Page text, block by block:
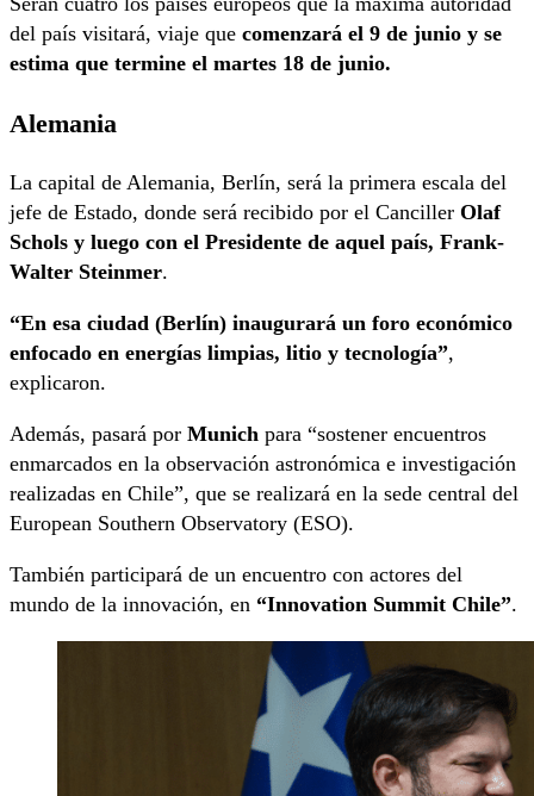
del país visitará, viaje que comenzará el 9 de junio y se
estima que termine el martes 18 de junio.
Alemania
La capital de Alemania, Berlín, será la primera escala del
jefe de Estado, donde será recibido por el Canciller Olaf
Schols y luego con el Presidente de aquel país, Frank-
Walter Steinmer.
“En esa ciudad (Berlín) inaugurará un foro económico
enfocado en energías limpias, litio y tecnología”,
explicaron.
Además, pasará por Munich para “sostener encuentros
enmarcados en la observación astronómica e investigación
realizadas en Chile”, que se realizará en la sede central del
European Southern Observatory (ESO).
También participará de un encuentro con actores del
mundo de la innovación, en “Innovation Summit Chile”.